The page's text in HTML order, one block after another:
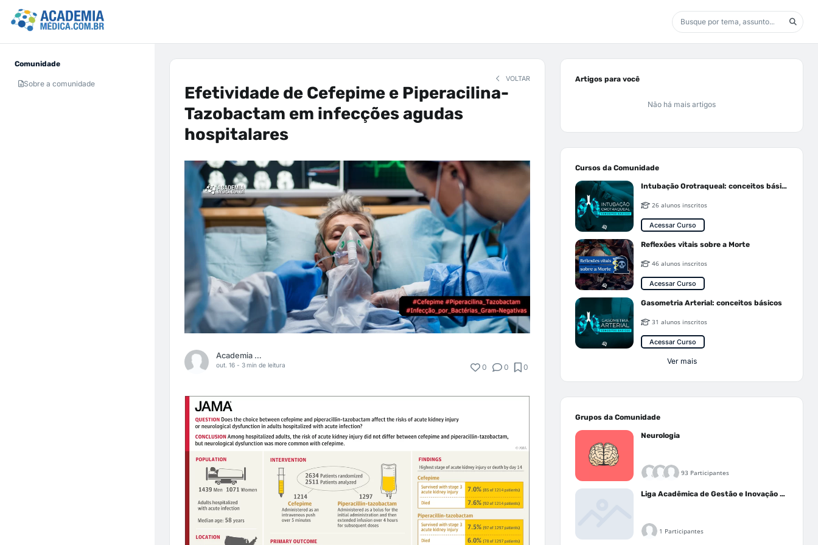
Comunidade
Sobre a comunidade
VOLTAR
Efetividade de Cefepime e Piperacilina-
Tazobactam em infecções agudas
hospitalares
Academia Médica
out. 16 - 3 min de leitura 0 0 0
Artigos para você
Não há mais artigos
Cursos da Comunidade
Intubação Orotraqueal: conceitos básicos
26 alunos inscritos
Acessar Curso
Reflexões vitais sobre a Morte
46 alunos inscritos
Acessar Curso
Gasometria Arterial: conceitos básicos
31 alunos inscritos
Acessar Curso
Ver mais
Grupos da Comunidade
Neurologia
93 Participantes
Liga Acadêmica de Gestão e Inovação Médica - LAGIM
1 Participantes